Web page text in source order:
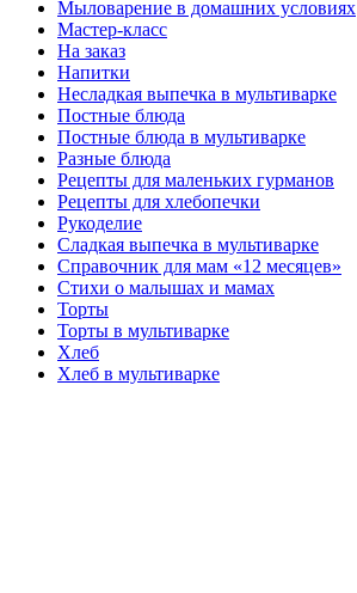
Мыловарение в домашних условиях
Мастер-класс
На заказ
Напитки
Несладкая выпечка в мультиварке
Постные блюда
Постные блюда в мультиварке
Разные блюда
Рецепты для маленьких гурманов
Рецепты для хлебопечки
Рукоделие
Сладкая выпечка в мультиварке
Справочник для мам «12 месяцев»
Стихи о малышах и мамах
Торты
Торты в мультиварке
Хлеб
Хлеб в мультиварке